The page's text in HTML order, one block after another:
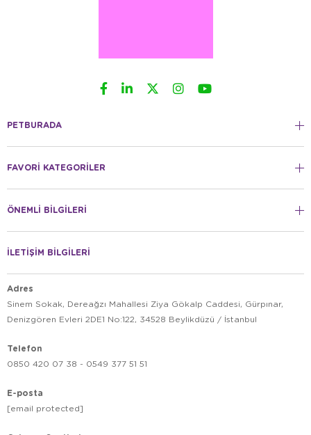
PETBURADA
FAVORİ KATEGORİLER
ÖNEMLİ BİLGİLERİ
İLETİŞİM BİLGİLERİ
Adres
Sinem Sokak, Dereağzı Mahallesi Ziya Gökalp Caddesi, Gürpınar,
Denizgören Evleri 2DE1 No:122, 34528 Beylikdüzü / İstanbul
Telefon
0850 420 07 38 - 0549 377 51 51
E-posta
[email protected]